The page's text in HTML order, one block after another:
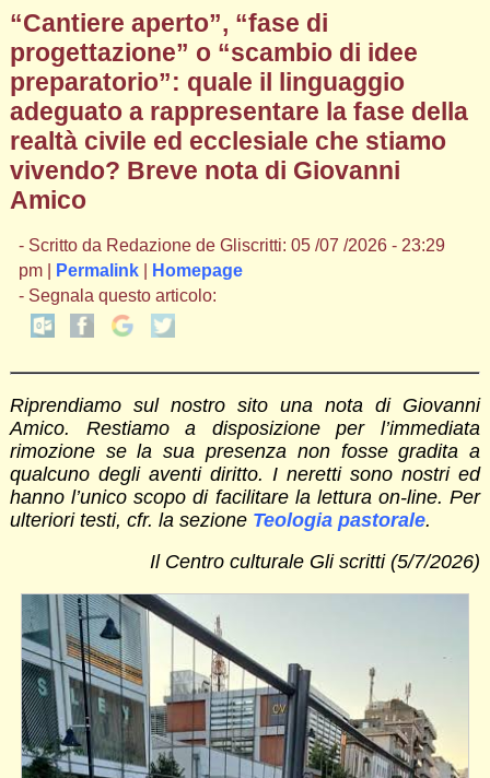
“Cantiere aperto”, “fase di
progettazione” o “scambio di idee
preparatorio”: quale il linguaggio
adeguato a rappresentare la fase della
realtà civile ed ecclesiale che stiamo
vivendo? Breve nota di Giovanni
Amico
- Scritto da Redazione de Gliscritti: 05 /07 /2026 - 23:29
pm |
Permalink|
Homepage
- Segnala questo articolo:
Riprendiamo sul nostro sito una nota di Giovanni
Amico. Restiamo a disposizione per l’immediata
rimozione se la sua presenza non fosse gradita a
qualcuno degli aventi diritto. I neretti sono nostri ed
hanno l’unico scopo di facilitare la lettura on-line. Per
ulteriori testi, cfr. la sezione Teologia pastorale.
Il Centro culturale Gli scritti (5/7/2026)